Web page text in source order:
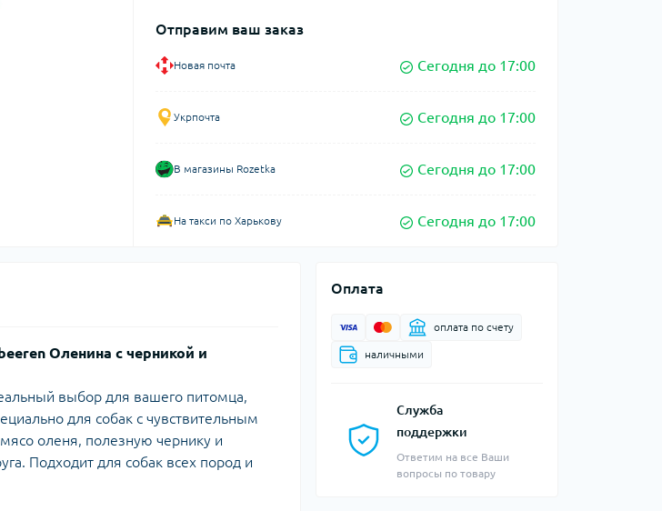
Отправим ваш заказ
Новая почта Сегодня до 17:00
Укрпочта Сегодня до 17:00
В магазины Rozetka Сегодня до 17:00
На такси по Харькову Сегодня до 17:00
Оплата
оплата по счету
наличными
Служба
поддержки
Ответим на все Ваши
вопросы по товару
Оленина с черникой и
выбор для вашего питомца,
для собак с чувствительным
оленя, полезную чернику и
Подходит для собак всех пород и